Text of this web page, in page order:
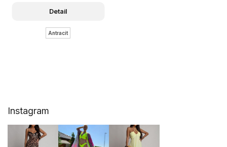
Detail
Antracit
Instagram